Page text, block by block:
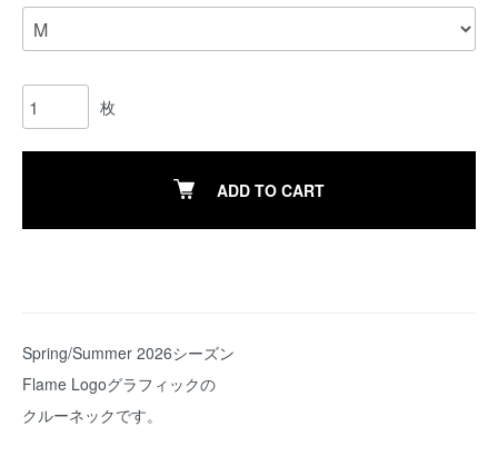
枚
ADD TO CART
Spring/Summer 2026シーズン
Flame Logoグラフィックの
クルーネックです。